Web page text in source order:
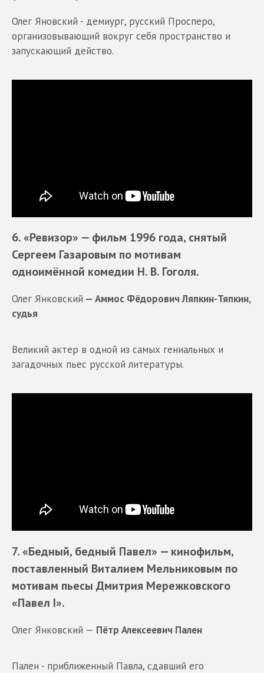
Олег Яновский - демиург, русский Просперо,
организовывающий вокруг себя пространство и
запускающий действо.
6. «Ревизор» — фильм 1996 года, снятый
Сергеем Газаровым по мотивам
одноимённой комедии Н. В. Гоголя.
Олег Янковский — Аммос Фёдорович Ляпкин-Тяпкин,
судья
Великий актер в одной из самых гениальных и
загадочных пьес русской литературы.
7. «Бедный, бедный Павел» — кинофильм,
поставленный Виталием Мельниковым по
мотивам пьесы Дмитрия Мережковского
«Павел I».
Олег Янковский — Пётр Алексеевич Пален
Пален - приближенный Павла, сдавший его